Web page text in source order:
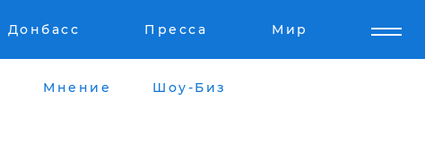
Донбасс Пресса Мир
Мнение Шоу-Биз